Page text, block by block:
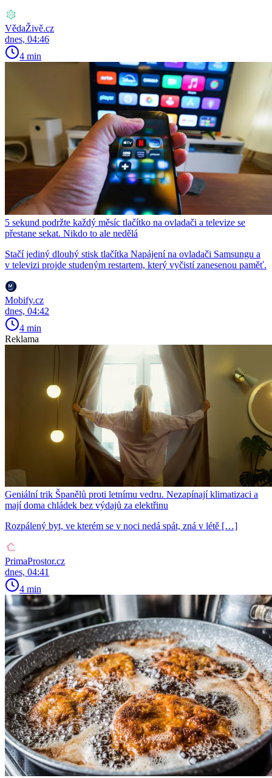
VědaŽivě.cz
dnes, 04:46
4 min
5 sekund podržte každý měsíc tlačítko na ovladači a televize se
přestane sekat. Nikdo to ale nedělá
Stačí jediný dlouhý stisk tlačítka Napájení na ovladači Samsungu a
v televizi projde studeným restartem, který vyčistí zanesenou paměť.
Mobify.cz
dnes, 04:42
4 min
Reklama
Geniální trik Španělů proti letnímu vedru. Nezapínají klimatizaci a
mají doma chládek bez výdajů za elektřinu
Rozpálený byt, ve kterém se v noci nedá spát, zná v létě […]
PrimaProstor.cz
dnes, 04:41
4 min